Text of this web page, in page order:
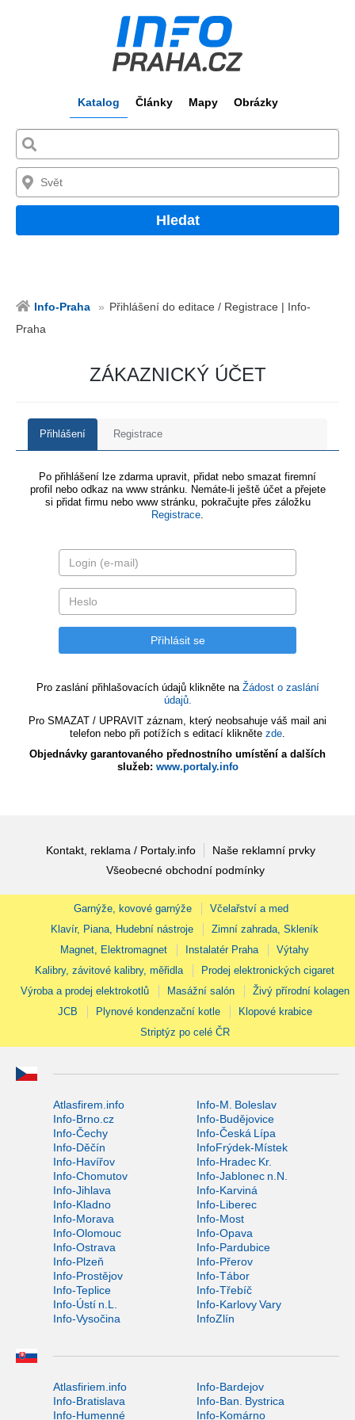
Katalog Články Mapy Obrázky
Hledat
Info-Praha
Přihlášení do editace / Registrace | Info-
Praha
ZÁKAZNICKÝ ÚČET
Přihlášení Registrace
Po přihlášení lze zdarma upravit, přidat nebo smazat firemní
profil nebo odkaz na www stránku. Nemáte-li ještě účet a přejete
si přidat firmu nebo www stránku, pokračujte přes záložku
Registrace.
Pro zaslání přihlašovacích údajů klikněte na Žádost o zaslání
údajů.
Pro SMAZAT / UPRAVIT záznam, který neobsahuje váš mail ani
telefon nebo při potížích s editací klikněte zde.
Objednávky garantovaného přednostního umístění a dalších
služeb: www.portaly.info
Kontakt, reklama / Portaly.info
Naše reklamní prvky
Všeobecné obchodní podmínky
Garnýže, kovové garnýže
Včelařství a med
Klavír, Piana, Hudební nástroje
Zimní zahrada, Skleník
Magnet, Elektromagnet
Instalatér Praha
Výtahy
Kalibry, závitové kalibry, měřidla
Prodej elektronických cigaret
Výroba a prodej elektrokotlů
Masážní salón
Živý přírodní kolagen
JCB
Plynové kondenzační kotle
Klopové krabice
Striptýz po celé ČR
Atlasfirem.info
Info-M. Boleslav
Info-Brno.cz
Info-Budějovice
Info-Čechy
Info-Česká Lípa
Info-Děčín
InfoFrýdek-Místek
Info-Havířov
Info-Hradec Kr.
Info-Chomutov
Info-Jablonec n.N.
Info-Jihlava
Info-Karviná
Info-Kladno
Info-Liberec
Info-Morava
Info-Most
Info-Olomouc
Info-Opava
Info-Ostrava
Info-Pardubice
Info-Plzeň
Info-Přerov
Info-Prostějov
Info-Tábor
Info-Teplice
Info-Třebíč
Info-Ústí n.L.
Info-Karlovy Vary
Info-Vysočina
InfoZlín
Atlasfiriem.info
Info-Bardejov
Info-Bratislava
Info-Ban. Bystrica
Info-Humenné
Info-Komárno